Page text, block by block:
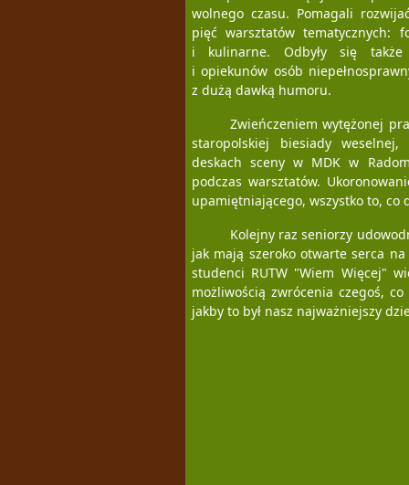
wolnego czasu. Pomagali
pięć warsztatów tematycznych:
i kulinarne. Odbyły się także
i opiekunów osób
z dużą dawką humoru.
Zwieńczeniem wytężonej
staropolskiej biesiady
deskach sceny w MDK w
podczas warsztatów.
upamiętniającego, wszystko to,
Kolejny raz seniorzy
jak mają szeroko otwarte serca
studenci RUTW "Wiem Więcej"
możliwością zwrócenia czegoś,
jakby to był nasz najważniejszy